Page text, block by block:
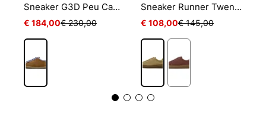
Sneaker G3D Peu Cami Twins
€ 184,00€ 230,00
Sneaker Runner Twentyfive
€ 108,00€ 145,00